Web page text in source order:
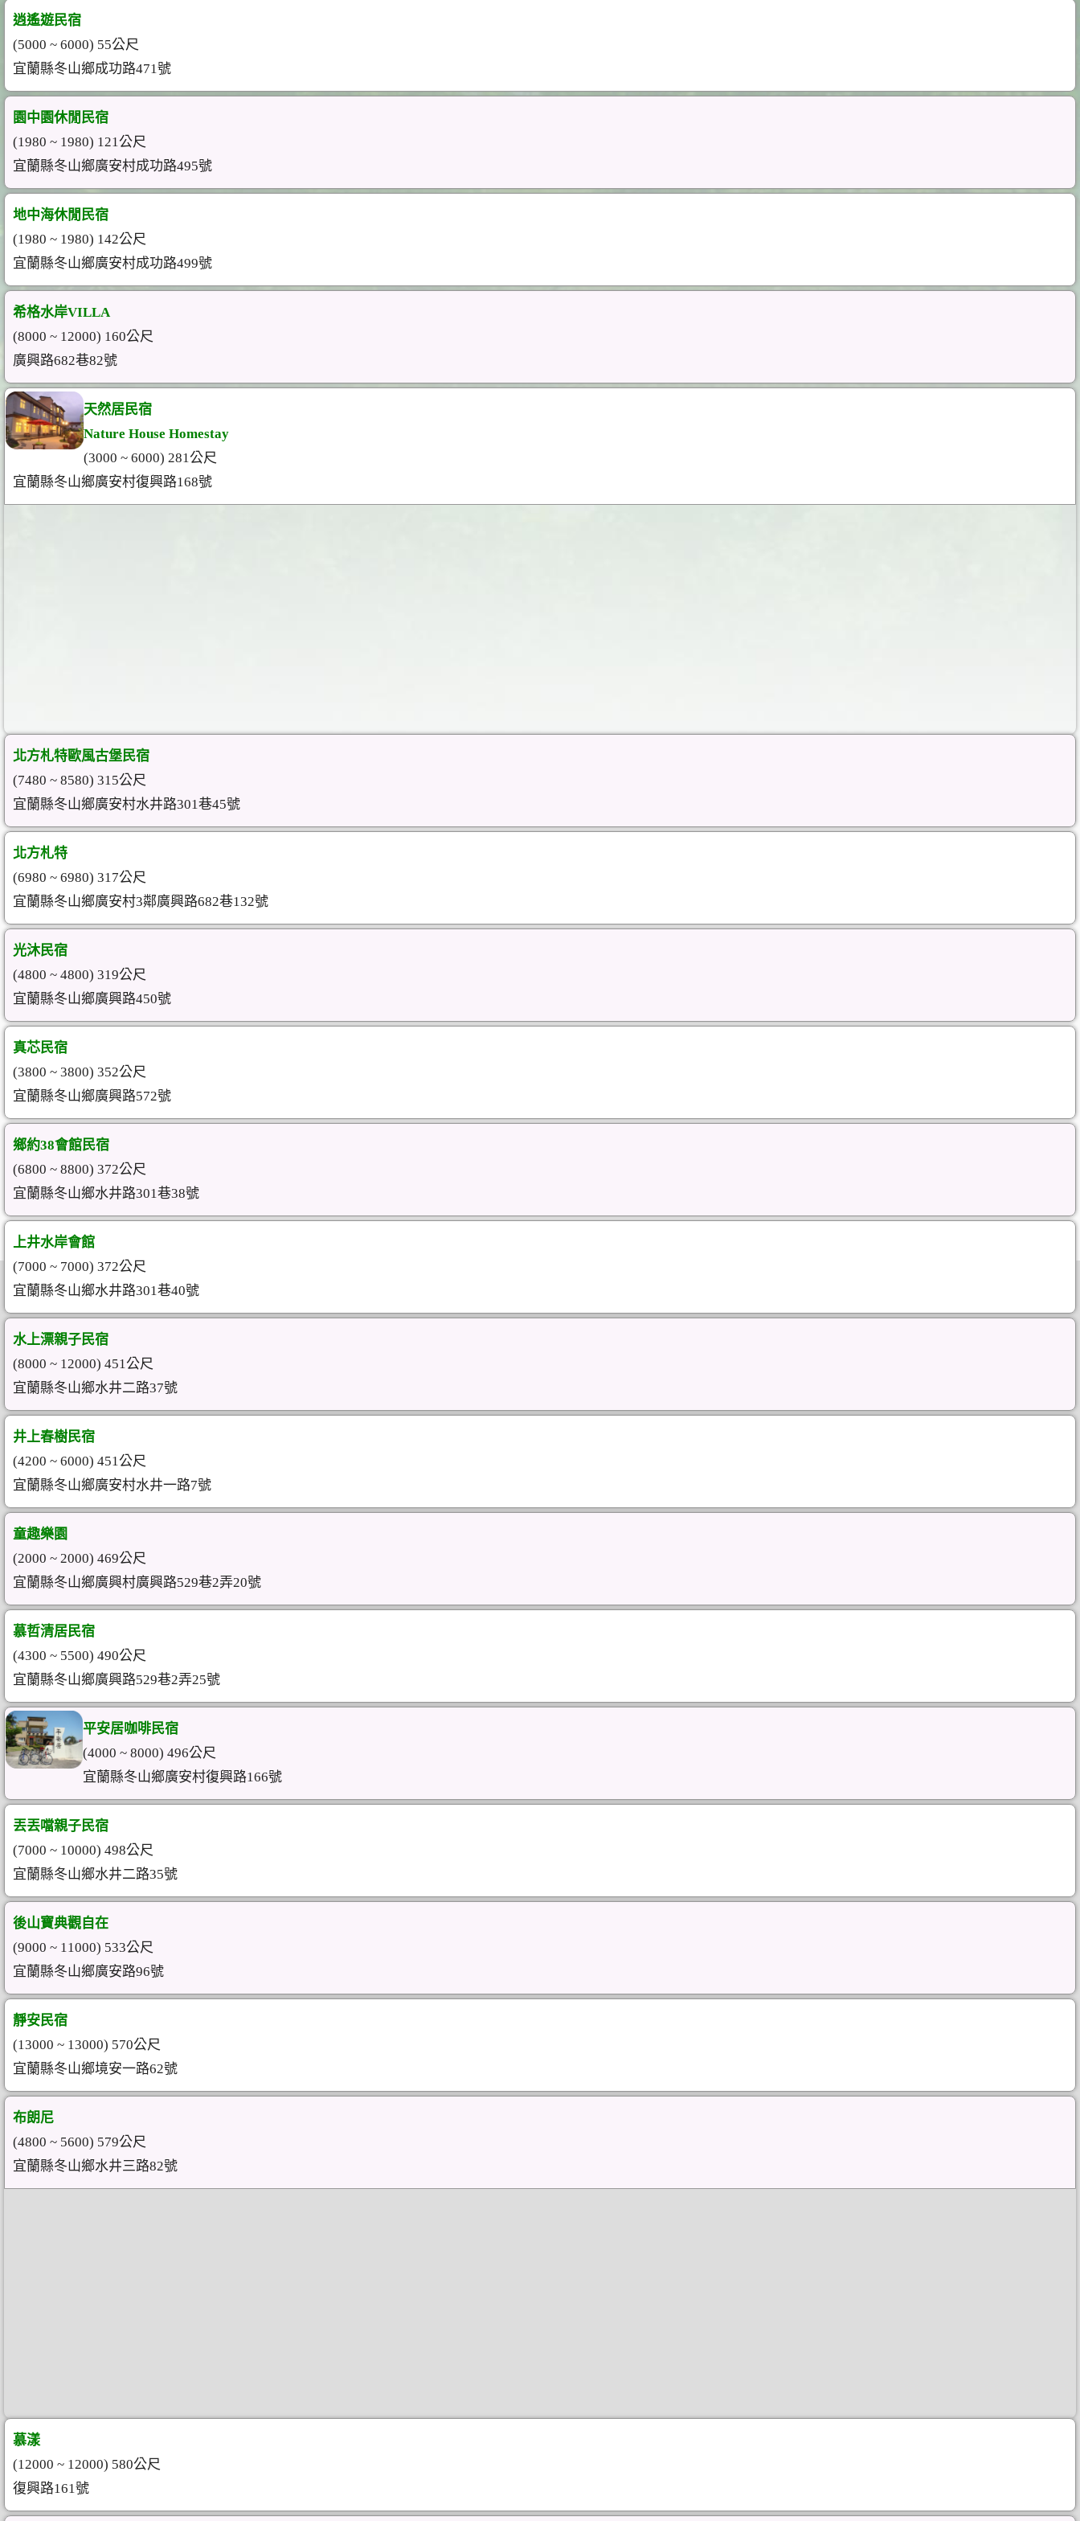
逍遙遊民宿
(5000 ~ 6000) 55公尺
宜蘭縣冬山鄉成功路471號
園中園休閒民宿
(1980 ~ 1980) 121公尺
宜蘭縣冬山鄉廣安村成功路495號
地中海休閒民宿
(1980 ~ 1980) 142公尺
宜蘭縣冬山鄉廣安村成功路499號
希格水岸VILLA
(8000 ~ 12000) 160公尺
廣興路682巷82號
天然居民宿
Nature House Homestay
(3000 ~ 6000) 281公尺
宜蘭縣冬山鄉廣安村復興路168號
北方札特歐風古堡民宿
(7480 ~ 8580) 315公尺
宜蘭縣冬山鄉廣安村水井路301巷45號
北方札特
(6980 ~ 6980) 317公尺
宜蘭縣冬山鄉廣安村3鄰廣興路682巷132號
光沐民宿
(4800 ~ 4800) 319公尺
宜蘭縣冬山鄉廣興路450號
真芯民宿
(3800 ~ 3800) 352公尺
宜蘭縣冬山鄉廣興路572號
鄉約38會館民宿
(6800 ~ 8800) 372公尺
宜蘭縣冬山鄉水井路301巷38號
上井水岸會館
(7000 ~ 7000) 372公尺
宜蘭縣冬山鄉水井路301巷40號
水上漂親子民宿
(8000 ~ 12000) 451公尺
宜蘭縣冬山鄉水井二路37號
井上春樹民宿
(4200 ~ 6000) 451公尺
宜蘭縣冬山鄉廣安村水井一路7號
童趣樂園
(2000 ~ 2000) 469公尺
宜蘭縣冬山鄉廣興村廣興路529巷2弄20號
慕哲清居民宿
(4300 ~ 5500) 490公尺
宜蘭縣冬山鄉廣興路529巷2弄25號
平安居咖啡民宿
(4000 ~ 8000) 496公尺
宜蘭縣冬山鄉廣安村復興路166號
丟丟噹親子民宿
(7000 ~ 10000) 498公尺
宜蘭縣冬山鄉水井二路35號
後山寶典觀自在
(9000 ~ 11000) 533公尺
宜蘭縣冬山鄉廣安路96號
靜安民宿
(13000 ~ 13000) 570公尺
宜蘭縣冬山鄉境安一路62號
布朗尼
(4800 ~ 5600) 579公尺
宜蘭縣冬山鄉水井三路82號
慕漾
(12000 ~ 12000) 580公尺
復興路161號